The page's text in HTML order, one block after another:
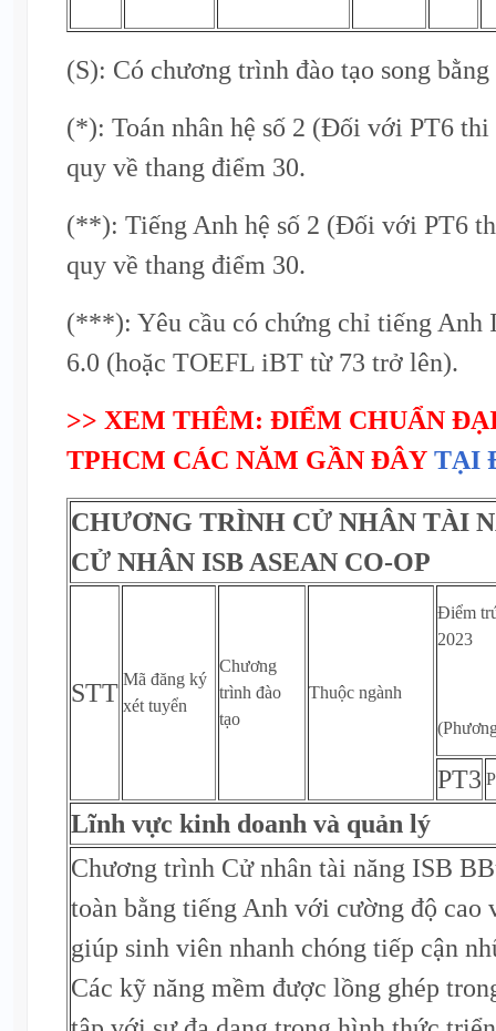
(S): Có chương trình đào tạo song
(*): Toán nhân hệ số 2 (Đối với PT6
quy về thang điểm 30.
(**): Tiếng Anh hệ số 2 (Đối với PT6
quy về thang điểm 30.
(***): Yêu cầu có chứng chỉ tiếng Anh
6.0 (hoặc TOEFL iBT từ 73 trở lên).
>> XEM THÊM: ĐIỂM CHUẨN
TPHCM CÁC NĂM GẦN ĐÂY TẠI
CHƯƠNG TRÌNH CỬ NHÂN TÀI
CỬ NHÂN ISB ASEAN CO-OP
STT Mã đăng ký
xét tuyển
Chương
trình đào
tạo
Thuộc ngành
Điểm
2023
PT3
Lĩnh vực kinh doanh và quản lý
Chương trình Cử nhân tài năng ISB
toàn bằng tiếng Anh với cường độ cao
giúp sinh viên nhanh chóng tiếp cận
Các kỹ năng mềm được lồng ghép